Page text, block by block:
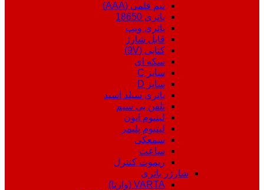
نیم قلمی (AAA)
باتری 18650
باتری ویپ
قابل شارژ
کتابی (9V)
سکه ای
سایز C
سایز D
باتری سیلد اسید
تلفن بی سیم
لیتیوم ایون
لیتیوم پلیمر
سمعکی
ساعت
ریموت کنترل
شارژر باتری
VARTA (وارتا)